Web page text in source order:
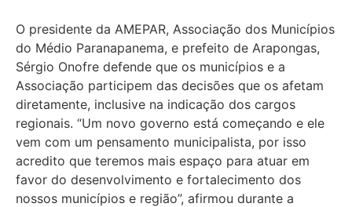
O presidente da AMEPAR, Associação dos Municípios
do Médio Paranapanema, e prefeito de Arapongas,
Sérgio Onofre defende que os municípios e a
Associação participem das decisões que os afetam
diretamente, inclusive na indicação dos cargos
regionais. “Um novo governo está começando e ele
vem com um pensamento municipalista, por isso
acredito que teremos mais espaço para atuar em
favor do desenvolvimento e fortalecimento dos
nossos municípios e região”, afirmou durante a